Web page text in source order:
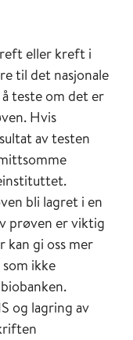
eller kreft i
til det nasjonale
teste om det er
Hvis
av testen
bli lagret i en
prøven er viktig
kan gi oss mer
ikke
og lagring av